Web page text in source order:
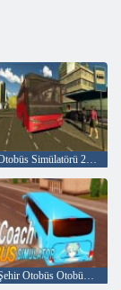
Otobüs Simülatörü 2018
Şehir Otobüs Otobüsü Simülatörü